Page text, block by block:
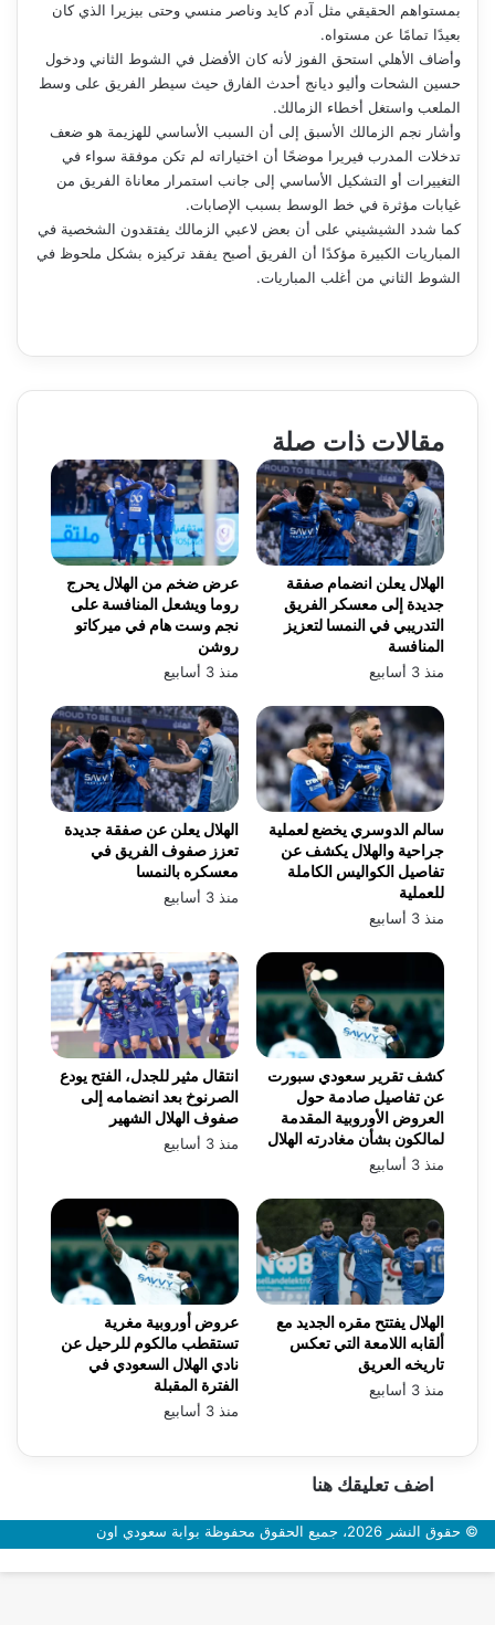
بمستواهم الحقيقي مثل آدم كايد وناصر منسي وحتى بيزيرا الذي كان
بعيدًا تمامًا عن مستواه.
وأضاف الأهلي استحق الفوز لأنه كان الأفضل في الشوط الثاني ودخول
حسين الشحات وأليو ديانج أحدث الفارق حيث سيطر الفريق على وسط
الملعب واستغل أخطاء الزمالك.
وأشار نجم الزمالك الأسبق إلى أن السبب الأساسي للهزيمة هو ضعف
تدخلات المدرب فيريرا موضحًا أن اختياراته لم تكن موفقة سواء في
التغييرات أو التشكيل الأساسي إلى جانب استمرار معاناة الفريق من
غيابات مؤثرة في خط الوسط بسبب الإصابات.
كما شدد الشيشيني على أن بعض لاعبي الزمالك يفتقدون الشخصية في
المباريات الكبيرة مؤكدًا أن الفريق أصبح يفقد تركيزه بشكل ملحوظ في
الشوط الثاني من أغلب المباريات.
مقالات ذات صلة
عرض ضخم من الهلال يحرج
روما ويشعل المنافسة على
نجم وست هام في ميركاتو
روشن
منذ 3 أسابيع
الهلال يعلن انضمام صفقة
جديدة إلى معسكر الفريق
التدريبي في النمسا لتعزيز
المنافسة
منذ 3 أسابيع
الهلال يعلن عن صفقة جديدة
تعزز صفوف الفريق في
معسكره بالنمسا
منذ 3 أسابيع
سالم الدوسري يخضع لعملية
جراحية والهلال يكشف عن
تفاصيل الكواليس الكاملة
للعملية
منذ 3 أسابيع
انتقال مثير للجدل، الفتح يودع
الصرنوخ بعد انضمامه إلى
صفوف الهلال الشهير
منذ 3 أسابيع
كشف تقرير سعودي سبورت
عن تفاصيل صادمة حول
العروض الأوروبية المقدمة
لمالكون بشأن مغادرته الهلال
منذ 3 أسابيع
عروض أوروبية مغرية
تستقطب مالكوم للرحيل عن
نادي الهلال السعودي في
الفترة المقبلة
منذ 3 أسابيع
الهلال يفتتح مقره الجديد مع
ألقابه اللامعة التي تعكس
تاريخه العريق
منذ 3 أسابيع
اضف تعليقك هنا
© حقوق النشر 2026، جميع الحقوق محفوظة بوابة سعودي اون